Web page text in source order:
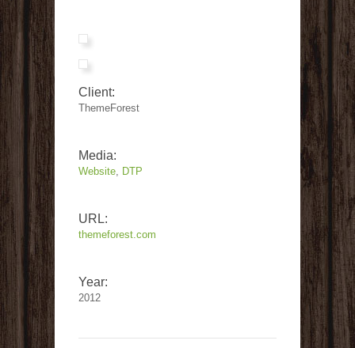
Client:
ThemeForest
Media:
Website DTP
URL:
themeforest.com
Year:
2012